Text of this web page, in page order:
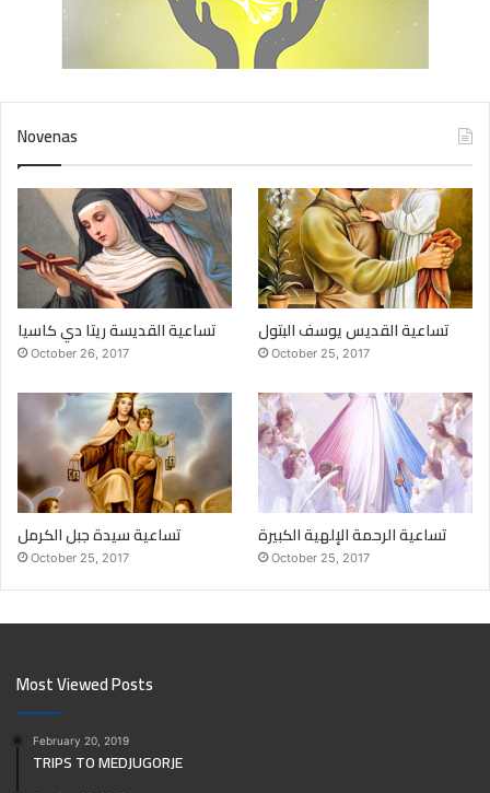
Novenas
تساعية القديسة ريتا دي كاسيا
October 26, 2017
تساعية القديس يوسف البتول
October 25, 2017
تساعية سيدة جبل الكرمل
October 25, 2017
تساعية الرحمة الإلهية الكبيرة
October 25, 2017
Most Viewed Posts
February 20, 2019
TRIPS TO MEDJUGORJE